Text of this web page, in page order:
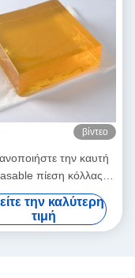
βίντεο
την καυτή
πίεση κόλλας -
κόλλα για το
έγγραφο
τοίχων
την καλύτερη
τιμή